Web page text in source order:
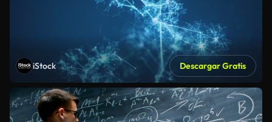
iStock Descargar Gratis